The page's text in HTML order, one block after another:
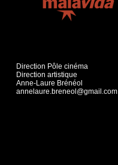
Direction Pôle cinéma
Direction artistique
Anne-Laure Brénéol
annelaure.breneol@gmail.com